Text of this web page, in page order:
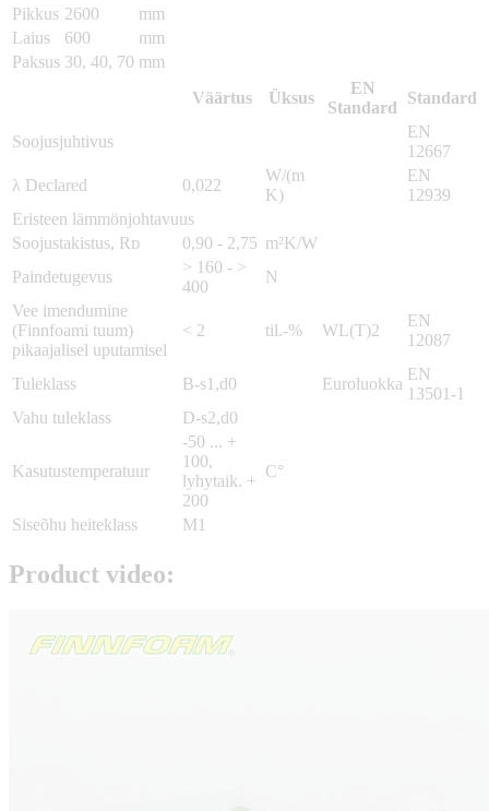
Pikkus 2600
mm
Laius
600
mm
Paksus 30, 40, 70 mm
Väärtus
Üksus
EN
Standard
Standard
Soojusjuhtivus
EN
12667
λ Declared
0,022
W/(m
K)
EN
12939
Eristeen lämmönjohtavuus
Soojustakistus, Rᴅ
0,90 - 2,75 m²K/W
Paindetugevus
> 160 - >
400
N
Vee imendumine
(Finnfoami tuum)
pikaajalisel uputamisel
< 2 til.-% WL(T)2
EN
12087
Tuleklass B-s1,d0 Euroluokka
EN
13501-1
Vahu tuleklass
D-s2,d0
Kasutustemperatuur
-50 ... +
100,
lyhytaik. +
200
C°
Siseõhu heiteklass M1
Product video: